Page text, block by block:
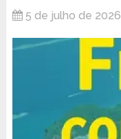
5 de julho de 2026